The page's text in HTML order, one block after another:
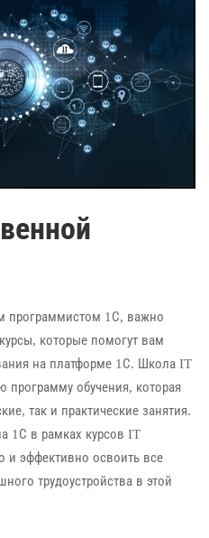
программистом 1С, важно
которые помогут вам
на платформе 1С. Школа IT
программу обучения, которая
так и практические занятия.
1С в рамках курсов IT
и эффективно освоить все
трудоустройства в этой